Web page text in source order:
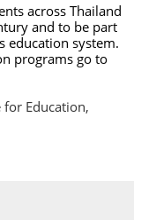
across Thailand
and to be part
education system.
for Education,